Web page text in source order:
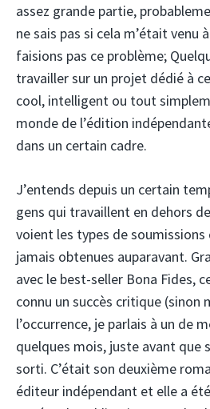
assez grande partie,
ne sais pas si cela m’était venu
faisions pas ce problème;
travailler sur un projet dédié à
cool, intelligent ou tout
monde de l’édition
dans un certain cadre.
J’entends depuis un certain
gens qui travaillent en dehors
voient les types de soumissions
jamais obtenues auparavant.
avec le best-seller Bona Fides,
connu un succès critique (sinon
l’occurrence, je parlais à un de
quelques mois, juste avant que
sorti. C’était son deuxième
éditeur indépendant et elle a